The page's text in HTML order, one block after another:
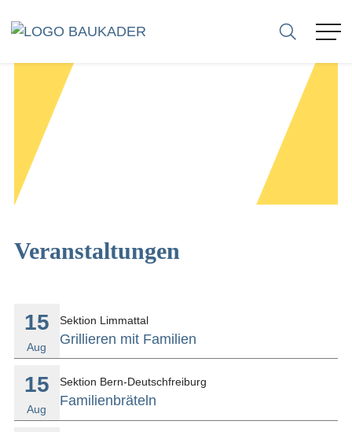
VERBAND
MITGLIEDER
FIRMEN
BERATUNG
Veranstaltungen
15
Aug
Sektion Limmattal
Grillieren mit Familien
15
Aug
Sektion Bern-Deutschfreiburg
Familienbräteln